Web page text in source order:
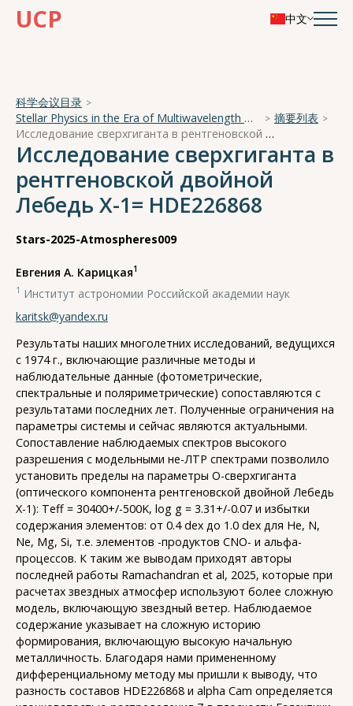
UCP 中文
科学会议目录
Stellar Physics in the Era of Multiwavelength Observations
摘要列表
Исследование сверхгиганта в рентгеновской двойной Лебедь Х-1= HDE226868
Исследование сверхгиганта в
рентгеновской двойной
Лебедь Х-1= HDE226868
Stars-2025-Atmospheres009
Евгения А. Карицкая1
1 Институт астрономии Российской академии наук
karitsk@yandex.ru
Результаты наших многолетних исследований, ведущихся
с 1974 г., включающие различные методы и
наблюдательные данные (фотометрические,
спектральные и поляриметрические) сопоставляются с
результатами последних лет. Полученные ограничения на
параметры системы и сейчас являются актуальными.
Сопоставление наблюдаемых спектров высокого
разрешения с модельными не-ЛТР спектрами позволило
установить пределы на параметры О-сверхгиганта
(оптического компонента рентгеновской двойной Лебедь
Х-1): Teff = 30400+/-500K, log g = 3.31+/-0.07 и избытки
содержания элементов: от 0.4 dex до 1.0 dex для He, N,
Ne, Mg, Si, т.е. элементов -продуктов CNO- и альфа-
процессов. К таким же выводам приходят авторы
последней работы Ramachandran et al, 2025, которые при
расчетах звездных атмосфер используют более сложную
модель, включающую звездный ветер. Наблюдаемое
содержание указывает на сложную историю
формирования, включающую высокую начальную
металличность. Благодаря нами примененному
дифференциальному методу мы пришли к выводу, что
разность составов HDE226868 и alpha Cam определяется